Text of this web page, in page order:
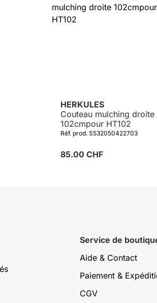
HERKULES
Couteau mulching droite
102cmpour HT102
Réf. prod. S532050422703
85.00 CHF
Service de
Aide & Contact
Paiement &
CGV